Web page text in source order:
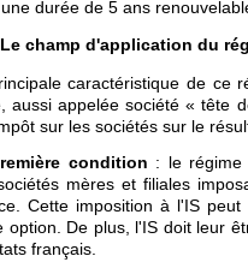
durée de 5 ans
champ d'application du
caractéristique de ce
aussi appelée société « tête
sur les sociétés sur le
condition : le régime
mères et filiales
Cette imposition à l'IS
option. De plus, l'IS doit leur
français.